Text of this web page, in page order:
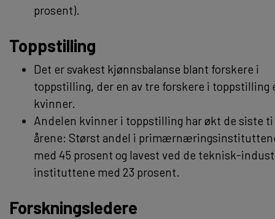
prosent).
Toppstilling
Det er svakest kjønnsbalanse blant forskere i
toppstilling, der en av tre forskere i toppstilling
kvinner.
Andelen kvinner i toppstilling har økt de siste ti
årene: Størst andel i
med 45 prosent og lavest ved de teknisk-
instituttene med 23 prosent.
Forskningsledere